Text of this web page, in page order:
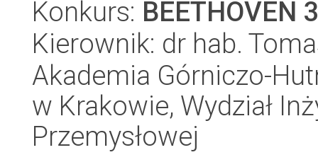
Konkurs: BEETHOVEN
Kierownik: dr hab.
Akademia Górniczo-
w Krakowie, Wydział
Przemysłowej